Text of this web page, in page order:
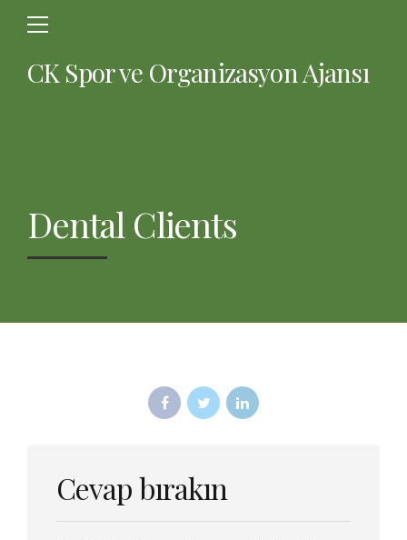
CK Spor ve Organizasyon Ajansı
Dental Clients
Cevap bırakın